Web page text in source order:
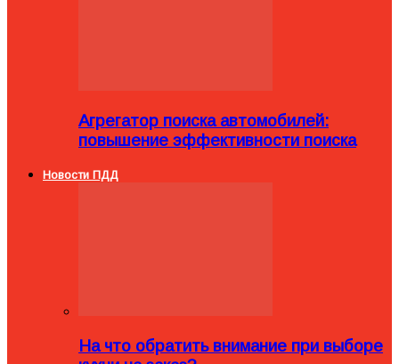
Агрегатор поиска автомобилей:
повышение эффективности поиска
Новости ПДД
На что обратить внимание при выборе